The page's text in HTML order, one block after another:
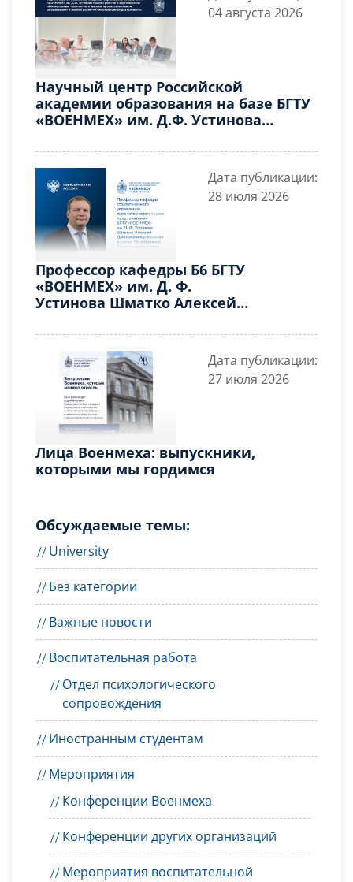
04 августа 2026
Научный центр Российской
академии образования на базе БГТУ
«ВОЕНМЕХ» им. Д.Ф. Устинова
«Иммерсивные технологии в
высшем профессиональном
образовании» в рамках развития
инновационной деятельности
Дата публикации:
28 июля 2026
Профессор кафедры Б6 БГТУ
«ВОЕНМЕХ» им. Д. Ф.
Устинова Шматко Алексей
Минобрнауки России о цианотипии
Дата публикации:
27 июля 2026
Лица Военмеха: выпускники,
которыми мы гордимся
Обсуждаемые темы:
University
Без категории
Важные новости
Воспитательная работа
Отдел психологического
сопровождения
Иностранным студентам
Мероприятия
Конференции Военмеха
Конференции других организаций
Мероприятия воспитательной